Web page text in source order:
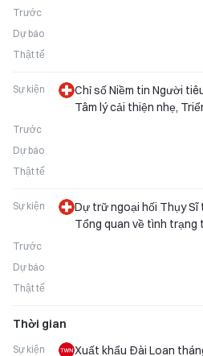
Trước
Dự báo
Thật tế
Sự kiện
Chỉ số Niềm tin Người
Tâm lý cải thiện nhẹ,
Trước
Dự báo
Thật tế
Sự kiện
Dự trữ ngoại hối Thụy
Tổng quan về tình trạng
Trước
Dự báo
Thật tế
Thời gian
Sự kiện
Xuất khẩu Đài Loan